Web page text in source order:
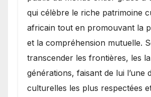
qui célèbre le riche patrimoine
africain tout en promouvant la
et la compréhension mutuelle.
transcender les frontières, les
générations, faisant de lui l’une
culturelles les plus respectées